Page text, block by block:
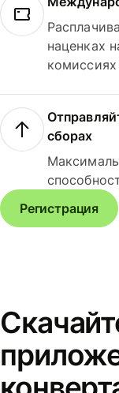
наценках
комиссиях
сборах
Регистрация